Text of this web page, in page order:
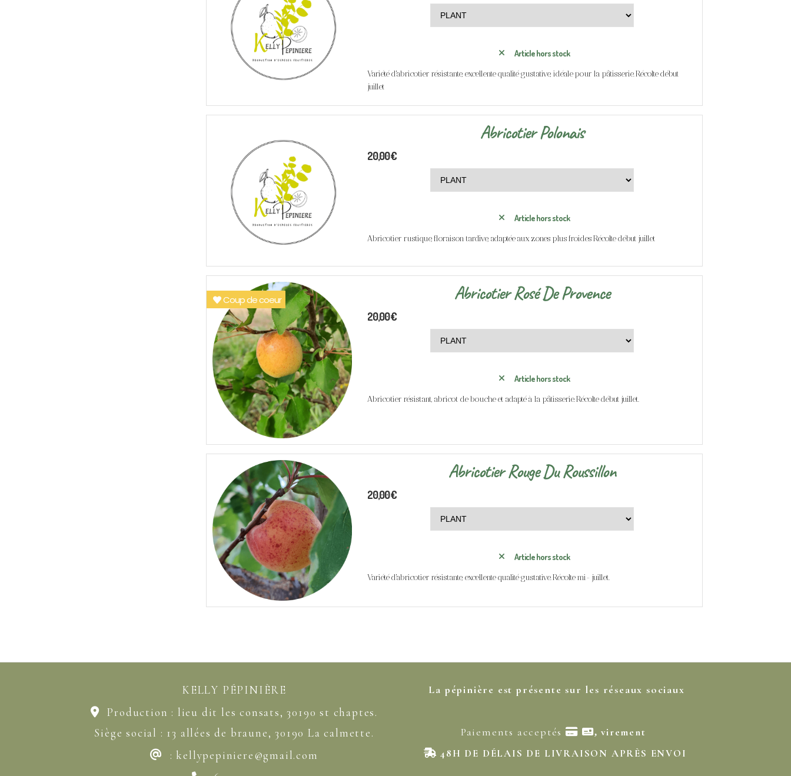
Variété d'abricotier résistante, excellente qualité gustative, idéale pour la pâtisserie. Récolte début
juillet
Article hors stock
Abricotier Polonais
Abricotier rustique, floraison tardive, adaptée aux zones plus froides Récolte début juillet
20,00€
Article hors stock
Coup de coeur Abricotier Rosé De Provence
Abricotier résistant, abricot de bouche et adapté à la pâtisserie. Récolte début juillet.
20,00€
Article hors stock
Abricotier Rouge Du Roussillon
Variété d'abricotier résistante, excellente qualité gustative. Récolte mi- juillet.
20,00€
Article hors stock
KELLY PÉPINIÈRE

Production : lieu dit les consats, 30190 st chaptes.
Siège social : 13 allées de braune, 30190 La calmette.
@ :kellypepiniere@gmail.com
La pépinière est présente sur les réseaux sociaux
Paiements acceptés ,virement
 48H DE DÉLAIS DE LIVRAISON APRÈS ENVOI